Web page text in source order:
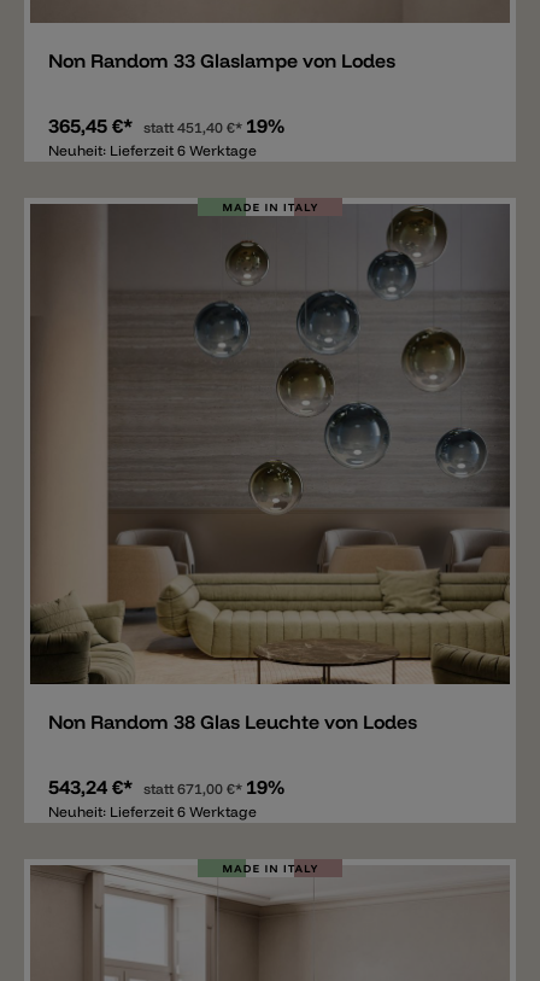
Non Random 33 Glaslampe von Lodes
365,45 €* statt451,40 €* 19%
Neuheit: Lieferzeit 6 Werktage
Merken
Non Random 38 Glas Leuchte von Lodes
543,24 €* statt671,00 €* 19%
Neuheit: Lieferzeit 6 Werktage